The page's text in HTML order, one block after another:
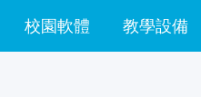
校園軟體 教學設備